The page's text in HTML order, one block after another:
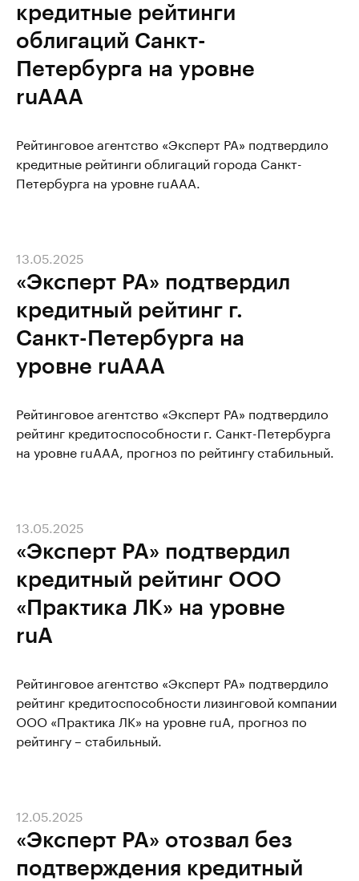
кредитные рейтинги
облигаций Санкт-
Петербурга на уровне
ruAAA
Рейтинговое агентство «Эксперт РА» подтвердило
кредитные рейтинги облигаций города Санкт-
Петербурга на уровне ruAAA.
«Эксперт РА» подтвердил
кредитный рейтинг г.
Санкт-Петербурга на
уровне ruАAA
13.05.2025
Рейтинговое агентство «Эксперт РА» подтвердило
рейтинг кредитоспособности г. Санкт-Петербурга
на уровне ruАAA, прогноз по рейтингу стабильный.
«Эксперт РА» подтвердил
кредитный рейтинг ООО
«Практика ЛК» на уровне
ruA
13.05.2025
Рейтинговое агентство «Эксперт РА» подтвердило
рейтинг кредитоспособности лизинговой компании
ООО «Практика ЛК» на уровне ruA, прогноз по
рейтингу – стабильный.
«Эксперт РА» отозвал без
подтверждения кредитный
12.05.2025